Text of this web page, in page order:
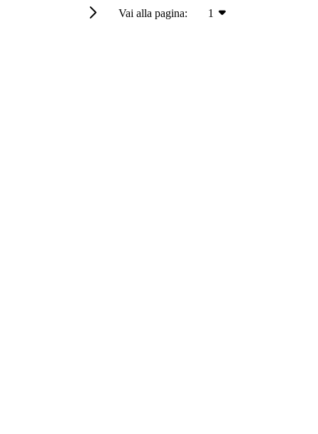
Vai alla pagina: 1